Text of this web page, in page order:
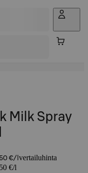
Milk Spray
€/l vertailuhinta
€/l